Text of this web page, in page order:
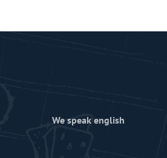
We speak english